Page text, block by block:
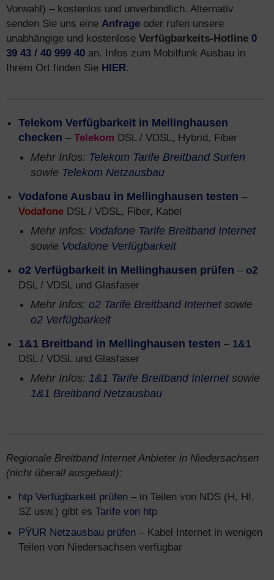
Vorwahl) – kostenlos und unverbindlich. Alternativ
senden Sie uns eine Anfrage oder rufen unsere
unabhängige und kostenlose Verfügbarkeits-Hotline 0
39 43 / 40 999 40 an. Infos zum Mobilfunk Ausbau in
Ihrem Ort finden Sie HIER.
Telekom Verfügbarkeit in Mellinghausen
checken – Telekom DSL / VDSL, Hybrid, Fiber
Mehr Infos: Telekom Tarife Breitband Surfen
sowie Telekom Netzausbau
Vodafone Ausbau in Mellinghausen testen –
Vodafone DSL / VDSL, Fiber, Kabel
Mehr Infos: Vodafone Tarife Breitband Internet
sowie Vodafone Verfügbarkeit
o2 Verfügbarkeit in Mellinghausen prüfen – o2
DSL / VDSL und Glasfaser
Mehr Infos: o2 Tarife Breitband Internetsowie
o2 Verfügbarkeit
1&1 Breitband in Mellinghausen testen – 1&1
DSL / VDSL und Glasfaser
Mehr Infos: 1&1 Tarife Breitband Internetsowie
1&1 Breitband Netzausbau
Regionale Breitband Internet Anbieter in Niedersachsen
(nicht überall ausgebaut):
htp Verfügbarkeit prüfen – in Teilen von NDS (H, HI,
SZ usw.) gibt es Tarife von htp
PŸUR Netzausbau prüfen – Kabel Internet in wenigen
Teilen von Niedersachsen verfügbar